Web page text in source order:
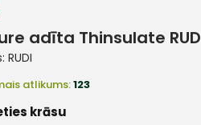
adīta Thinsulate
RUDI
atlikums:123
krāsu